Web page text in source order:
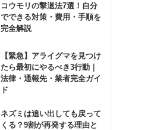
コウモリの撃退法7選！自分
でできる対策・費用・手順を
完全解説
【緊急】アライグマを見つけ
たら最初にやるべき3行動｜
法律・通報先・業者完全ガイ
ド
ネズミは追い出しても戻って
くる？9割が再発する理由と